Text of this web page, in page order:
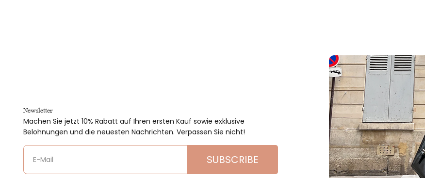
Newsletter
Machen Sie jetzt 10% Rabatt auf Ihren ersten Kauf sowie exklusive
Belohnungen und die neuesten Nachrichten. Verpassen Sie nicht!
E-Mail SUBSCRIBE